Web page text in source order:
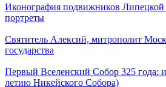
Иконография подвижников
портреты
Святитель Алексий, митрополит
государства
Первый Вселенский Собор 325 года:
летию Никейского Собора)